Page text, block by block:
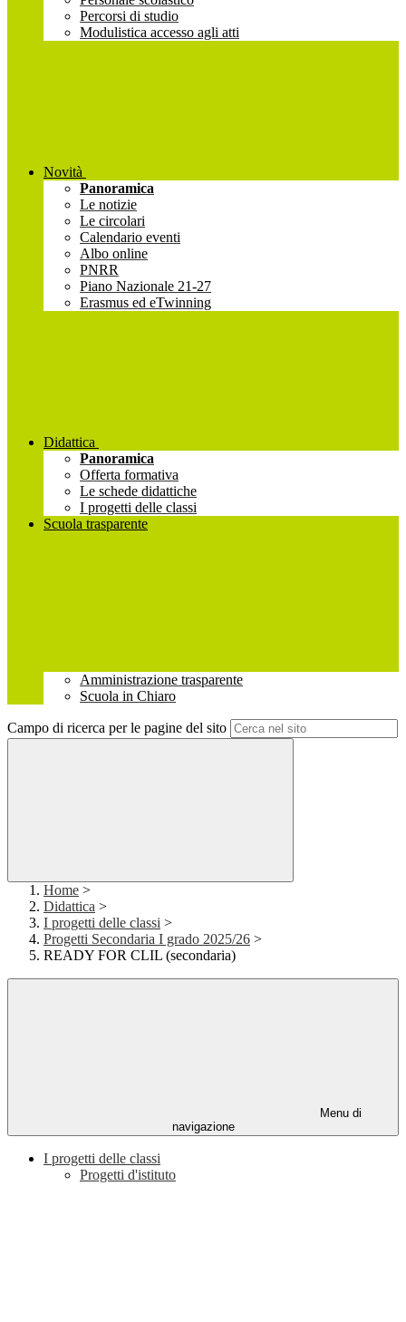
Percorsi di studio
Modulistica accesso agli atti
Novità
Panoramica
Le notizie
Le circolari
Calendario eventi
Albo online
PNRR
Piano Nazionale 21-27
Erasmus ed eTwinning
Didattica
Panoramica
Offerta formativa
Le schede didattiche
I progetti delle classi
Scuola trasparente
Amministrazione trasparente
Scuola in Chiaro
Campo di ricerca per le pagine del sito
Home >
Didattica >
I progetti delle classi >
Progetti Secondaria I grado 2025/26 >
READY FOR CLIL (secondaria)
Menu di
navigazione
I progetti delle classi
Progetti d'istituto